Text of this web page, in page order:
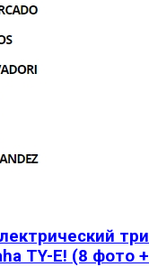
TY-E! (8 фото